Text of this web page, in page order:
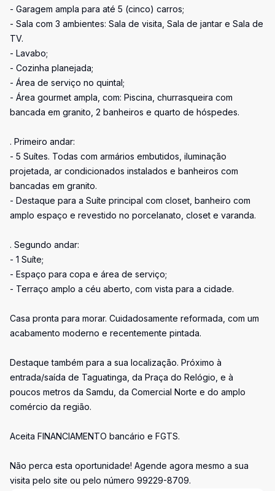
- Garagem ampla para até 5 (cinco) carros;
- Sala com 3 ambientes: Sala de visita, Sala de jantar e Sala de
TV.
- Lavabo;
- Cozinha planejada;
- Área de serviço no quintal;
- Área gourmet ampla, com: Piscina, churrasqueira com
bancada em granito, 2 banheiros e quarto de hóspedes.
. Primeiro andar:
- 5 Suítes. Todas com armários embutidos, iluminação
projetada, ar condicionados instalados e banheiros com
bancadas em granito.
- Destaque para a Suíte principal com closet, banheiro com
amplo espaço e revestido no porcelanato, closet e varanda.
. Segundo andar:
- 1 Suíte;
- Espaço para copa e área de serviço;
- Terraço amplo a céu aberto, com vista para a cidade.
Casa pronta para morar. Cuidadosamente reformada, com um
acabamento moderno e recentemente pintada.
Destaque também para a sua localização. Próximo à
entrada/saída de Taguatinga, da Praça do Relógio, e à
poucos metros da Samdu, da Comercial Norte e do amplo
comércio da região.
Aceita FINANCIAMENTO bancário e FGTS.
Não perca esta oportunidade! Agende agora mesmo a sua
visita pelo site ou pelo número 99229-8709.